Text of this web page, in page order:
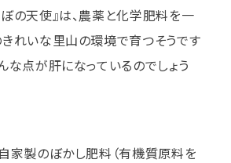
の天使』は、農薬と化学肥料を一
きれいな里山の環境で育つそうです
な点が肝になっているのでしょう
家製のぼかし肥料（有機質原料を